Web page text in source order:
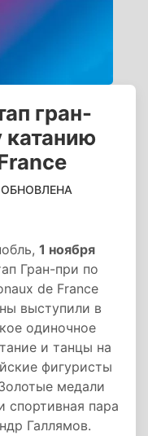
гран-
катанию
1 ноября
Гран-при по
de France
выступили в
одиночное
и танцы на
фигуристы
медали
спортивная пара
Галлямов.